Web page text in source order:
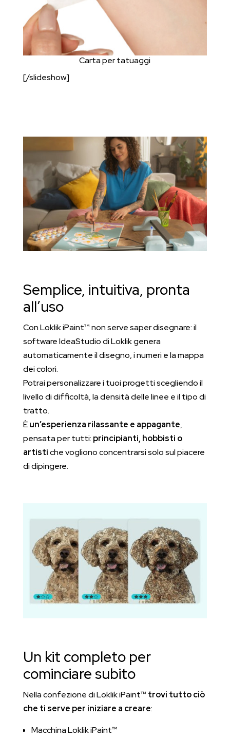
Carta per tatuaggi
[/slideshow]
Semplice, intuitiva, pronta
all’uso
Con Loklik iPaint™ non serve saper disegnare: il
software IdeaStudio di Loklik genera
automaticamente il disegno, i numeri e la mappa
dei colori.
Potrai personalizzare i tuoi progetti scegliendo il
livello di difficoltà, la densità delle linee e il tipo di
tratto.
Èun’esperienza rilassante e appagante,
pensata per tutti: principianti, hobbisti o
artistiche vogliono concentrarsi solo sul piacere
di dipingere.
Un kit completo per
cominciare subito
Nella confezione di Loklik iPaint™ trovi tutto ciò
che ti serve per iniziare a creare:
Macchina Loklik iPaint™